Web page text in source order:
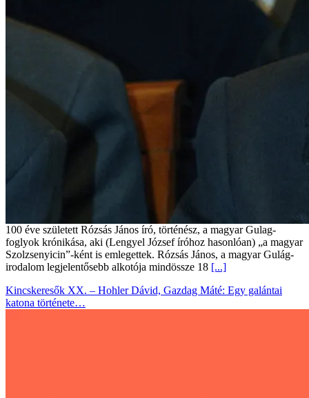
100 éve született Rózsás János író, történész, a magyar Gulag-
foglyok krónikása, aki (Lengyel József íróhoz hasonlóan) „a magyar
Szolzsenyicin”-ként is emlegettek. Rózsás János, a magyar Gulág-
irodalom legjelentősebb alkotója mindössze 18 [...]
Kincskeresők XX. – Hohler Dávid, Gazdag Máté: Egy galántai
katona története…